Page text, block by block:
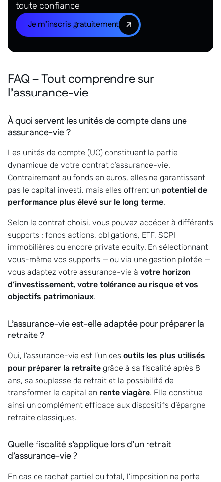
toute confiance
Je m’inscris gratuitement
FAQ – Tout comprendre sur
l’assurance-vie
À quoi servent les unités de compte dans une
assurance-vie ?
Les unités de compte (UC) constituent la partie
dynamique de votre contrat d’assurance-vie.
Contrairement au fonds en euros, elles ne garantissent
pas le capital investi, mais elles offrent un potentiel de
performance plus élevé sur le long terme.
Selon le contrat choisi, vous pouvez accéder à différents
supports : fonds actions, obligations, ETF, SCPI
immobilières ou encore private equity. En sélectionnant
vous-même vos supports — ou via une gestion pilotée —
vous adaptez votre assurance-vie à votre horizon
d’investissement, votre tolérance au risque et vos
objectifs patrimoniaux.
L’assurance-vie est-elle adaptée pour préparer la
retraite ?
Oui, l’assurance-vie est l’un des outils les plus utilisés
pour préparer la retraite grâce à sa fiscalité après 8
ans, sa souplesse de retrait et la possibilité de
transformer le capital en rente viagère. Elle constitue
ainsi un complément efficace aux dispositifs d’épargne
retraite classiques.
Quelle fiscalité s’applique lors d’un retrait
d’assurance-vie ?
En cas de rachat partiel ou total, l’imposition ne porte